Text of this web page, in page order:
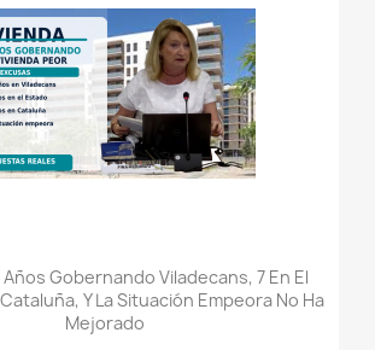
Gobernando Viladecans, 7 En El
Y La Situación Empeora No Ha
Mejorado